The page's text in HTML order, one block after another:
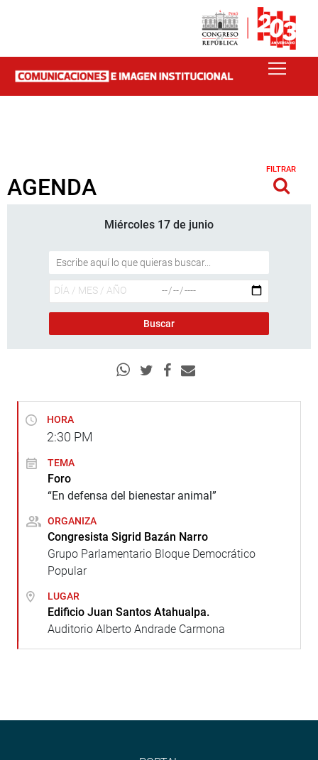
AGENDA
FILTRAR
Miércoles 17 de junio
HORA
2:30 PM
TEMA
Foro
“En defensa del bienestar animal”
ORGANIZA
Congresista Sigrid Bazán Narro
Grupo Parlamentario Bloque Democrático
Popular
LUGAR
Edificio Juan Santos Atahualpa.
Auditorio Alberto Andrade Carmona